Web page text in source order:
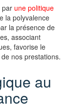
par une politique
la polyvalence
la présence de
associant
favorise le
nos prestations.
au